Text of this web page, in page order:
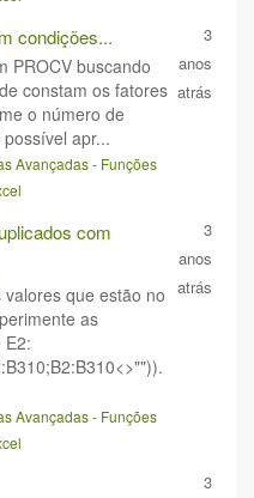
condições...
PROCV buscando
constam os fatores
o número de
apr...
3
anos
atrás
Avançadas - Funções
com
que estão no
as
E2:
3
anos
atrás
Avançadas - Funções
3